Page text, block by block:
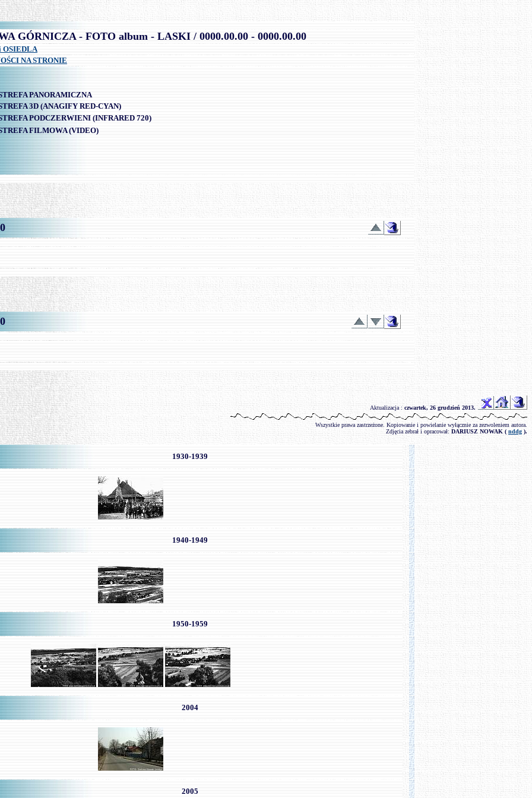
GÓRNICZA - FOTO album - LASKI / 0000.00.00 - 0000.00.00
OSIEDLA
NA STRONIE
PANORAMICZNA
3D (ANAGIFY RED-CYAN)
PODCZERWIENI (INFRARED 720)
FILMOWA (VIDEO)
Aktualizacja : czwartek, 26 grudzień 2013.
Wszystkie prawa zastrzeżone. Kopiowanie i powielanie wyłącznie za zezwoleniem autora.
Zdjęcia zebrał i opracował: DARIUSZ NOWAK ( nddg ).
1930-1939
1940-1949
1950-1959
2004
2005